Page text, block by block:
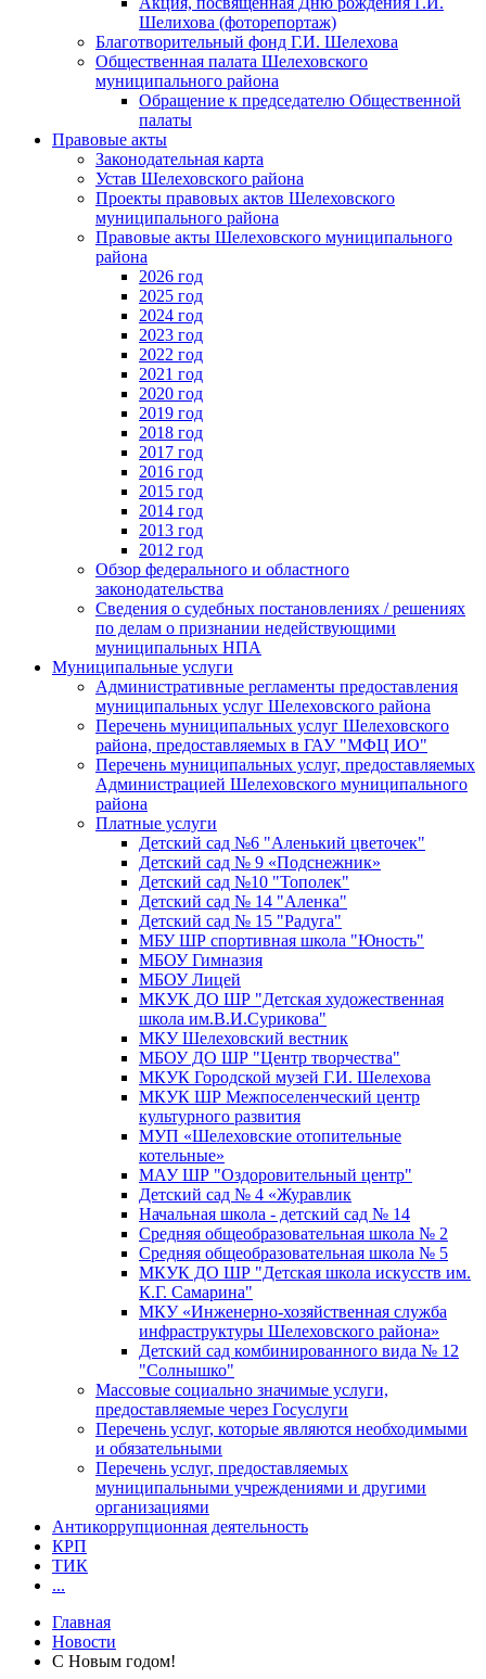
Шелихова (фоторепортаж)
Благотворительный фонд Г.И. Шелехова
Общественная палата Шелеховского
муниципального района
Обращение к председателю Общественной
палаты
Правовые акты
Законодательная карта
Устав Шелеховского района
Проекты правовых актов Шелеховского
муниципального района
Правовые акты Шелеховского муниципального
района
2026 год
2025 год
2024 год
2023 год
2022 год
2021 год
2020 год
2019 год
2018 год
2017 год
2016 год
2015 год
2014 год
2013 год
2012 год
Обзор федерального и областного
законодательства
Сведения о судебных постановлениях / решениях
по делам о признании недействующими
муниципальных НПА
Муниципальные услуги
Административные регламенты предоставления
муниципальных услуг Шелеховского района
Перечень муниципальных услуг Шелеховского
района, предоставляемых в ГАУ "МФЦ ИО"
Перечень муниципальных услуг, предоставляемых
Администрацией Шелеховского муниципального
района
Платные услуги
Детский сад №6 "Аленький цветочек"
Детский сад № 9 «Подснежник»
Детский сад №10 "Тополек"
Детский сад № 14 "Аленка"
Детский сад № 15 "Радуга"
МБУ ШР спортивная школа "Юность"
МБОУ Гимназия
МБОУ Лицей
МКУК ДО ШР "Детская художественная
школа им.В.И.Сурикова"
МКУ Шелеховский вестник
МБОУ ДО ШР "Центр творчества"
МКУК Городской музей Г.И. Шелехова
МКУК ШР Межпоселенческий центр
культурного развития
МУП «Шелеховские отопительные
котельные»
МАУ ШР "Оздоровительный центр"
Детский сад № 4 «Журавлик
Начальная школа - детский сад № 14
Средняя общеобразовательная школа № 2
Средняя общеобразовательная школа № 5
МКУК ДО ШР "Детская школа искусств им.
К.Г. Самарина"
МКУ «Инженерно-хозяйственная служба
инфраструктуры Шелеховского района»
Детский сад комбинированного вида № 12
"Солнышко"
Массовые социально значимые услуги,
предоставляемые через Госуслуги
Перечень услуг, которые являются необходимыми
и обязательными
Перечень услуг, предоставляемых
муниципальными учреждениями и другими
организациями
Антикоррупционная деятельность
КРП
ТИК
...
Главная
Новости
С Новым годом!